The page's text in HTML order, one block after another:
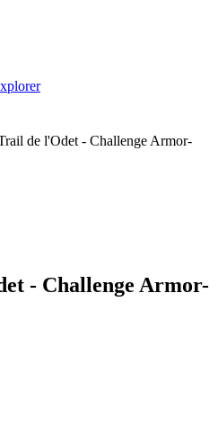
de l'Odet - Challenge Armor-
- Challenge Armor-